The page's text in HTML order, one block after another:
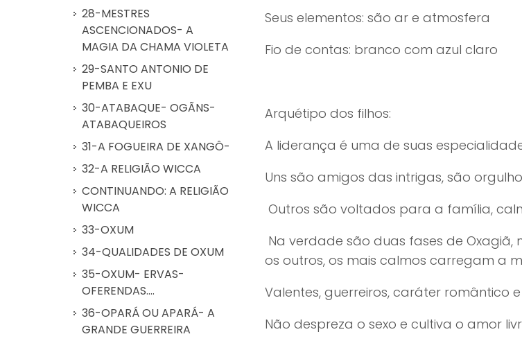
Seus elementos: são ar e atmosfera
Fio de contas: branco com azul claro
Arquétipo dos filhos:
A liderança é uma de suas
Uns são amigos das intrigas, são
Outros são voltados para a família,
Na verdade são duas fases de
os outros, os mais calmos carregam a
Valentes, guerreiros, caráter romântico e
Não despreza o sexo e cultiva o amor
28-MESTRES
ASCENCIONADOS- A
MAGIA DA CHAMA VIOLETA
29-SANTO ANTONIO DE
PEMBA E EXU
30-ATABAQUE- OGÃNS-
ATABAQUEIROS
31-A FOGUEIRA DE XANGÔ-
32-A RELIGIÃO WICCA
CONTINUANDO: A RELIGIÃO
WICCA
33-OXUM
34-QUALIDADES DE OXUM
35-OXUM- ERVAS-
OFERENDAS....
36-OPARÁ OU APARÁ- A
GRANDE GUERREIRA